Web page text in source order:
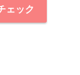
ェック